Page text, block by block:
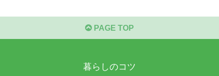
PAGE TOP
暮らしのコツ